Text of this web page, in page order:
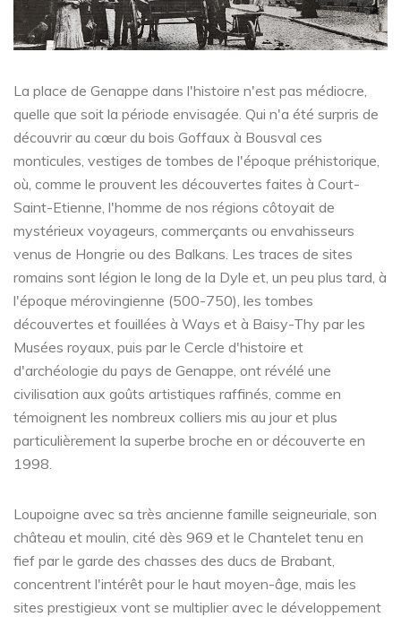
La place de Genappe dans l'histoire n'est pas médiocre,
quelle que soit la période envisagée. Qui n'a été surpris de
découvrir au cœur du bois Goffaux à Bousval ces
monticules, vestiges de tombes de l'époque préhistorique,
où, comme le prouvent les découvertes faites à Court-
Saint-Etienne, l'homme de nos régions côtoyait de
mystérieux voyageurs, commerçants ou envahisseurs
venus de Hongrie ou des Balkans. Les traces de sites
romains sont légion le long de la Dyle et, un peu plus tard, à
l'époque mérovingienne (500-750), les tombes
découvertes et fouillées à Ways et à Baisy-Thy par les
Musées royaux, puis par le Cercle d'histoire et
d'archéologie du pays de Genappe, ont révélé une
civilisation aux goûts artistiques raffinés, comme en
témoignent les nombreux colliers mis au jour et plus
particulièrement la superbe broche en or découverte en
1998.
Loupoigne avec sa très ancienne famille seigneuriale, son
château et moulin, cité dès 969 et le Chantelet tenu en
fief par le garde des chasses des ducs de Brabant,
concentrent l'intérêt pour le haut moyen-âge, mais les
sites prestigieux vont se multiplier avec le développement